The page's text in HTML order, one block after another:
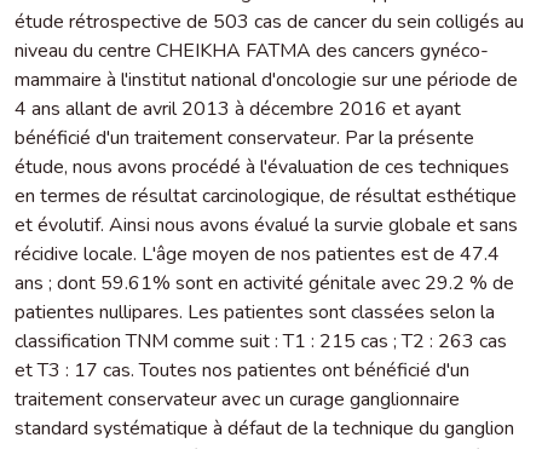
étude rétrospective de 503 cas de cancer du sein colligés au
niveau du centre CHEIKHA FATMA des cancers gynéco-
mammaire à l'institut national d'oncologie sur une période de
4 ans allant de avril 2013 à décembre 2016 et ayant
bénéficié d'un traitement conservateur. Par la présente
étude, nous avons procédé à l'évaluation de ces techniques
en termes de résultat carcinologique, de résultat esthétique
et évolutif. Ainsi nous avons évalué la survie globale et sans
récidive locale. L'âge moyen de nos patientes est de 47.4
ans ; dont 59.61% sont en activité génitale avec 29.2 % de
patientes nullipares. Les patientes sont classées selon la
classification TNM comme suit : T1 : 215 cas ; T2 : 263 cas
et T3 : 17 cas. Toutes nos patientes ont bénéficié d'un
traitement conservateur avec un curage ganglionnaire
standard systématique à défaut de la technique du ganglion